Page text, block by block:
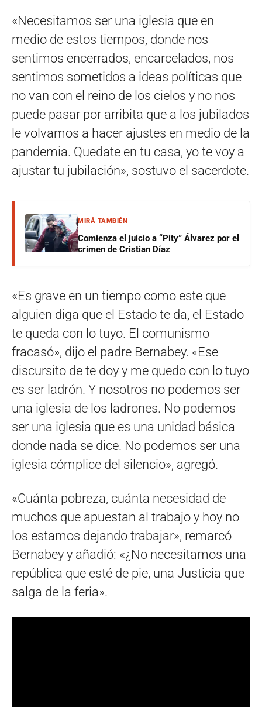
«Necesitamos ser una iglesia que en
medio de estos tiempos, donde nos
sentimos encerrados, encarcelados, nos
sentimos sometidos a ideas políticas que
no van con el reino de los cielos y no nos
puede pasar por arribita que a los jubilados
le volvamos a hacer ajustes en medio de la
pandemia. Quedate en tu casa, yo te voy a
ajustar tu jubilación», sostuvo el sacerdote.
MIRÁ TAMBIÉN
Comienza el juicio a “Pity” Álvarez por el
crimen de Cristian Díaz
«Es grave en un tiempo como este que
alguien diga que el Estado te da, el Estado
te queda con lo tuyo. El comunismo
fracasó», dijo el padre Bernabey. «Ese
discursito de te doy y me quedo con lo tuyo
es ser ladrón. Y nosotros no podemos ser
una iglesia de los ladrones. No podemos
ser una iglesia que es una unidad básica
donde nada se dice. No podemos ser una
iglesia cómplice del silencio», agregó.
«Cuánta pobreza, cuánta necesidad de
muchos que apuestan al trabajo y hoy no
los estamos dejando trabajar», remarcó
Bernabey y añadió: «¿No necesitamos una
república que esté de pie, una Justicia que
salga de la feria».